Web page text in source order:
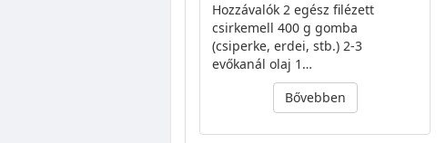
Hozzávalók 2 egész filézett
csirkemell 400 g gomba
(csiperke, erdei, stb.) 2-3
evőkanál olaj 1…
Bővebben